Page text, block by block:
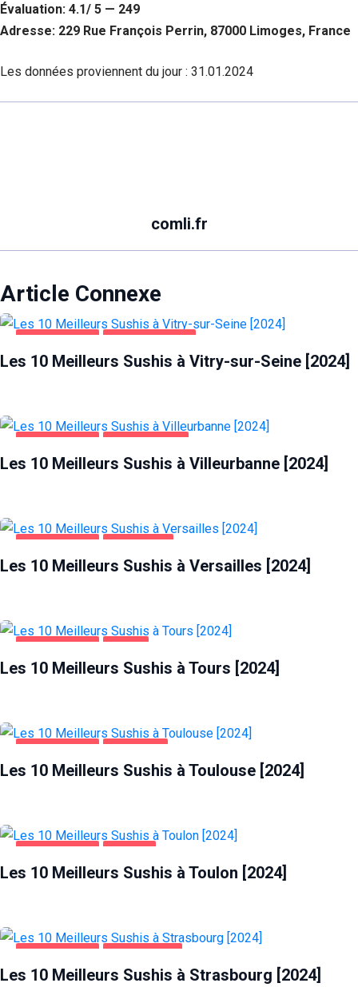
Évaluation: 4.1/ 5 — 249
Adresse: 229 Rue François Perrin, 87000 Limoges, France
Les données proviennent du jour : 31.01.2024
comli.fr
Article Connexe
Les 10 Meilleurs Sushis à Vitry-sur-Seine [2024]
Les 10 Meilleurs Sushis à Villeurbanne [2024]
Les 10 Meilleurs Sushis à Versailles [2024]
Les 10 Meilleurs Sushis à Tours [2024]
Les 10 Meilleurs Sushis à Toulouse [2024]
Les 10 Meilleurs Sushis à Toulon [2024]
Les 10 Meilleurs Sushis à Strasbourg [2024]